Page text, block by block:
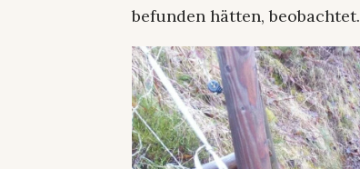
befunden hätten, beobachtet.